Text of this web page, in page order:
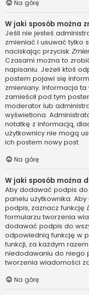
Na górę
W jaki sposób można
Jeśli nie jesteś
zmieniać i usuwać tylko
naciskając przycisk
Czasami można to
napisaniu. Jeżeli ktoś
postem pojawi się
zmieniany. Informacja ta
zamieścił pod tym
moderator lub
wyświetlona.
notatkę z informacją,
użytkownicy nie mogą
ich postem nowy post.
Na górę
W jaki sposób można
Aby dodawać podpis
panelu użytkownika.
podpis, zaznacz funkcję
formularzu tworzenia
dodawać podpis do
odpowiednią funkcję w
funkcji, za każdym
niedodawaniu do niego
tworzenia wiadomości
Na górę